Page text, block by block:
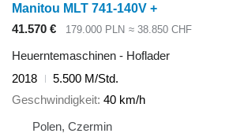
Manitou MLT 741-140V +
41.570 €
179.000 PLN ≈ 38.850 CHF
Heuerntemaschinen - Hoflader
2018
5.500 M/Std.
Geschwindigkeit 40 km/h
Polen, Czermin